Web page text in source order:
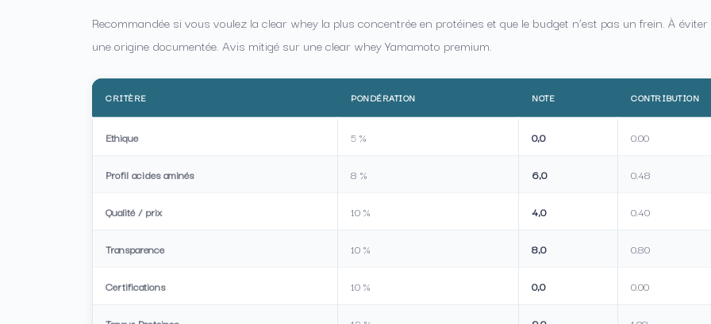
Recommandée si vous voulez la clear whey la plus concentrée en protéines et que le budget n’est pas un frein. À
une origine documentée. Avis mitigé sur une clear whey Yamamoto premium.
CRITÈRE PONDÉRATION NOTE CONTRIBUTION
Ethique 5 % 0,0 0.00
Profil acides aminés 8 % 6,0 0.48
Qualité / prix 10 % 4,0 0.40
Transparence 10 % 8,0 0.80
Certifications 10 % 0,0 0.00